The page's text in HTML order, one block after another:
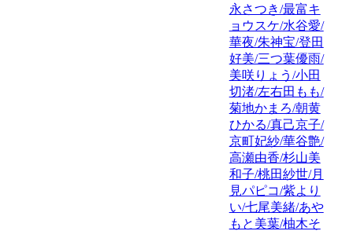
永さつき/最富キ
ョウスケ/水谷愛/
華夜/朱神宝/登田
好美/三つ葉優雨/
美咲りょう/小田
切渚/左右田もも/
菊地かまろ/朝黄
ひかる/真己京子/
京町妃紗/華谷艶/
高瀬由香/杉山美
和子/桃田紗世/月
見パピコ/紫より
い/七尾美緒/あや
もと美葉/柚木そ